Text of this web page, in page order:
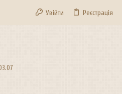
Увійти Реєстрація